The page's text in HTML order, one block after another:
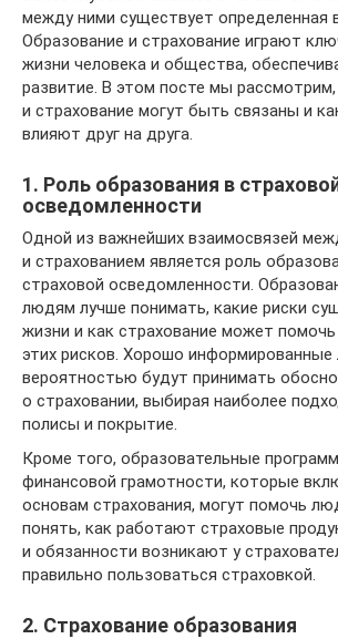
между ними существует определенная
Образование и страхование играют
жизни человека и общества,
развитие. В этом посте мы
и страхование могут быть связаны и
влияют друг на друга.
1. Роль образования в
осведомленности
Одной из важнейших взаимосвязей
и страхованием является роль
страховой осведомленности.
людям лучше понимать, какие риски
жизни и как страхование может
этих рисков. Хорошо
вероятностью будут принимать
о страховании, выбирая наиболее
полисы и покрытие.
Кроме того, образовательные
финансовой грамотности, которые
основам страхования, могут помочь
понять, как работают страховые
и обязанности возникают у
правильно пользоваться страховкой.
2. Страхование образования